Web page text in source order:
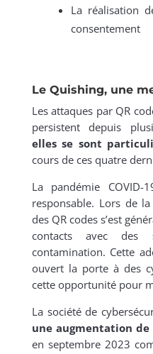
La réalisation
consentement
Le Quishing, une
Les attaques par QR
persistent depuis
elles se sont
cours de ces quatre
La pandémie
responsable. Lors de
des QR codes s’est
contacts avec des
contamination. Cette
ouvert la porte à des
cette opportunité pour
La société de
une augmentation de
en septembre 2023